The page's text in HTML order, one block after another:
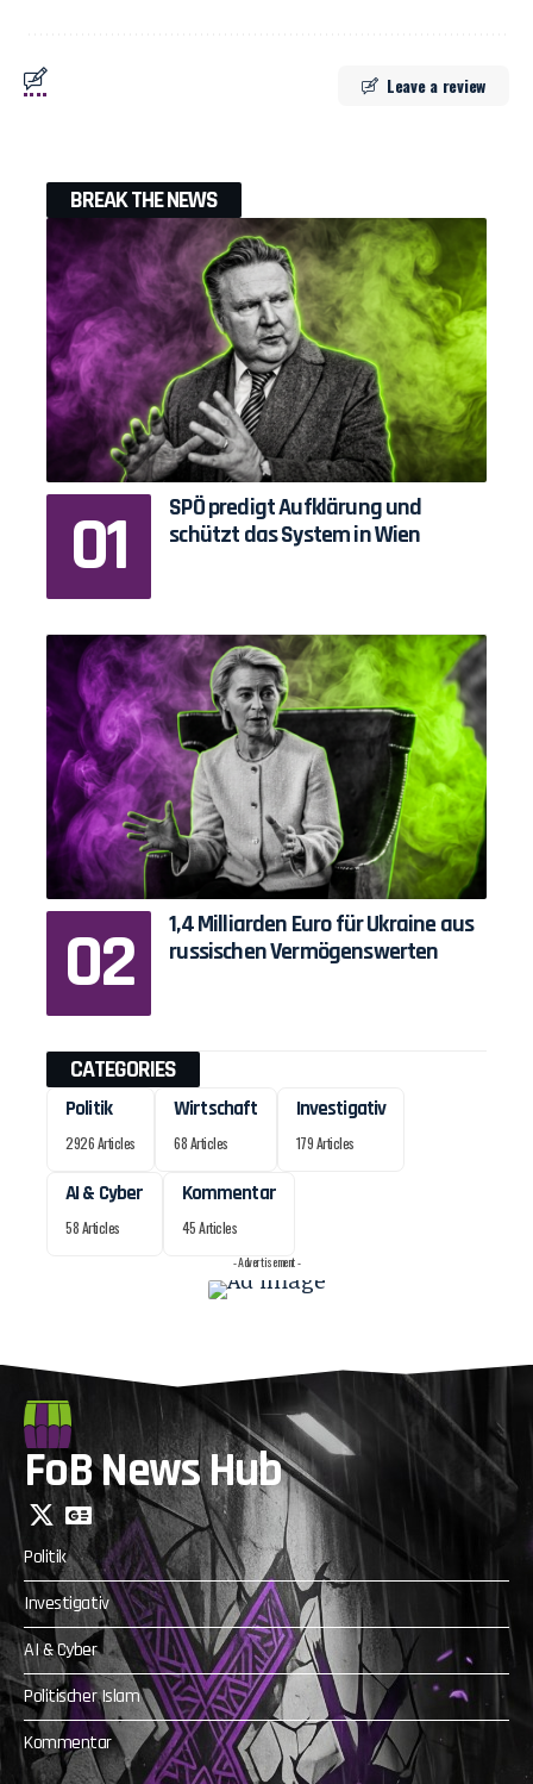
Leave a review
BREAK THE NEWS
SPÖ predigt Aufklärung und
schützt das System in Wien
1,4 Milliarden Euro für Ukraine aus
russischen Vermögenswerten
CATEGORIES
Politik
2926 Articles
Wirtschaft
68 Articles
Investigativ
179 Articles
AI & Cyber
58 Articles
Kommentar
45 Articles
- Advertisement -
FoB News Hub
Politik
Investigativ
AI & Cyber
Politischer Islam
Kommentar